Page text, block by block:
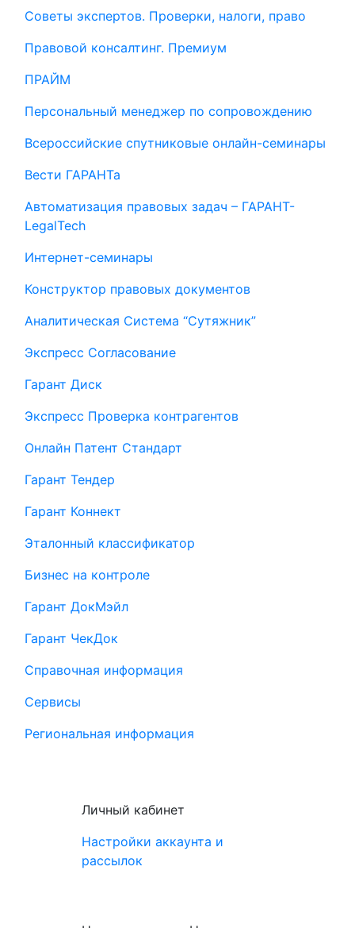
Советы экспертов. Проверки, налоги, право
Правовой консалтинг. Премиум
ПРАЙМ
Персональный менеджер по сопровождению
Всероссийские спутниковые онлайн-семинары
Вести ГАРАНТа
Автоматизация правовых задач – ГАРАНТ-
LegalTech
Интернет-семинары
Конструктор правовых документов
Аналитическая Система “Сутяжник”
Экспресс Согласование
Гарант Диск
Экспресс Проверка контрагентов
Онлайн Патент Стандарт
Гарант Тендер
Гарант Коннект
Эталонный классификатор
Бизнес на контроле
Гарант ДокМэйл
Гарант ЧекДок
Справочная информация
Сервисы
Региональная информация
Личный кабинет
Настройки аккаунта и
рассылок